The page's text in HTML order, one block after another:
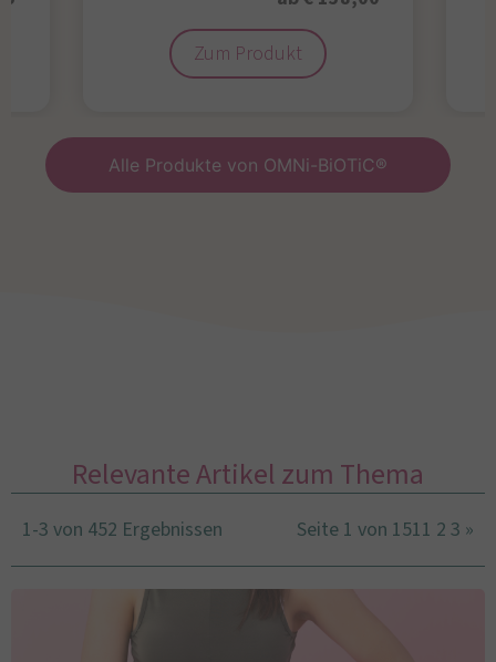
Zum Produkt
Alle Produkte von OMNi-BiOTiC®
Relevante Artikel zum Thema
1-3 von 452 Ergebnissen Seite 1 von 1511 2 3 »